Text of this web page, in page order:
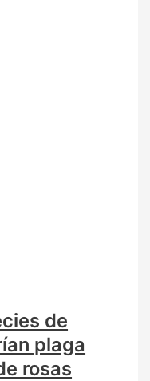
de
plaga
rosas